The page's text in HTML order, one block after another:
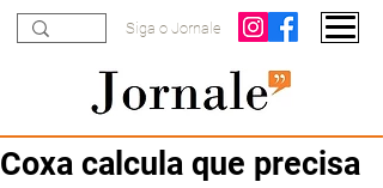
Siga o Jornale
Coxa calcula que precisa